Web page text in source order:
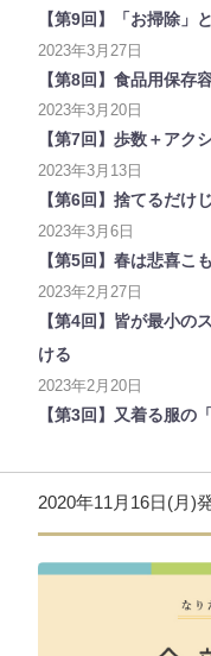
【第9回】「お掃除」
2023年3月27日
【第8回】食品用保存
2023年3月20日
【第7回】歩数＋アク
2023年3月13日
【第6回】捨てるだけ
2023年3月6日
【第5回】春は悲喜こ
2023年2月27日
【第4回】皆が最小の
ける
2023年2月20日
【第3回】又着る服の
2020年11月16日(月)